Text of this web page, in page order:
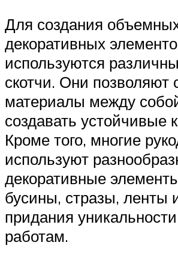
Для создания
декоративных
используются
скотчи. Они позволяют
материалы между
создавать устойчивые
Кроме того, многие
используют
декоративные
бусины, стразы, ленты
придания
работам.